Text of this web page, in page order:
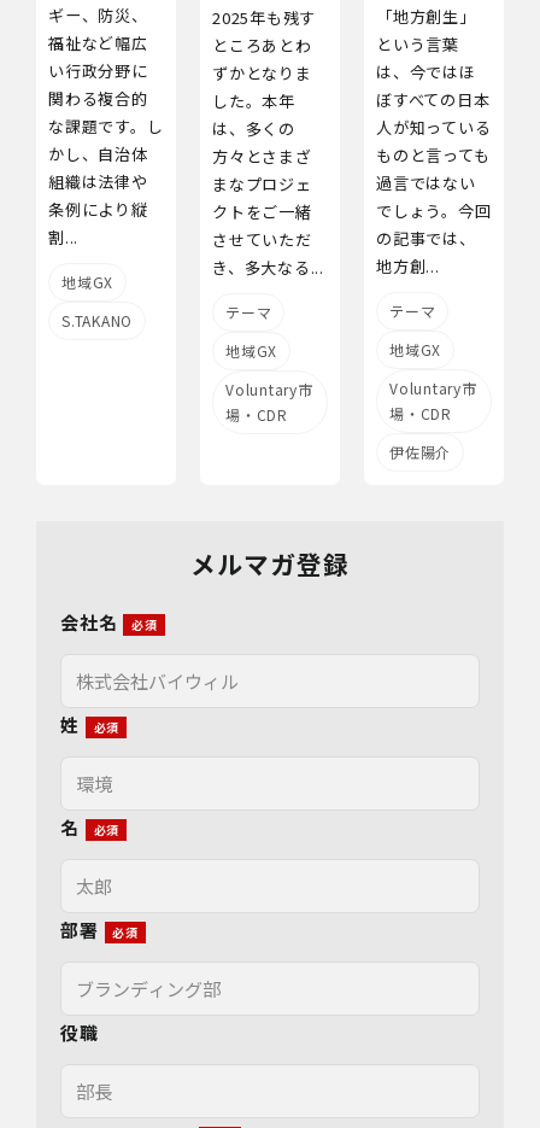
ギー、防災、
福祉など幅広
い行政分野に
関わる複合的
な課題です。し
かし、自治体
組織は法律や
条例により縦
割...
地域GX
S.TAKANO
2025年も残す
ところあとわ
ずかとなりま
した。本年
は、多くの
方々とさまざ
まなプロジェ
クトをご一緒
させていただ
き、多大なる...
テーマ
地域GX
Voluntary市
場・CDR
「地方創生」
という言葉
は、今ではほ
ぼすべての日本
人が知っている
ものと言っても
過言ではない
でしょう。今回
の記事では、
地方創...
テーマ
地域GX
Voluntary市
場・CDR
伊佐陽介
メルマガ登録
会社名
姓
名
部署
役職